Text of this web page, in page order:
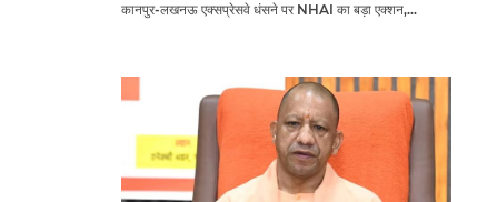
कानपुर-लखनऊ एक्सप्रेसवे धंसने पर NHAI का बड़ा एक्शन,